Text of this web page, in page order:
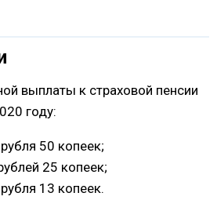
выплаты к страховой пенсии
году:
50 копеек;
25 копеек;
13 копеек.